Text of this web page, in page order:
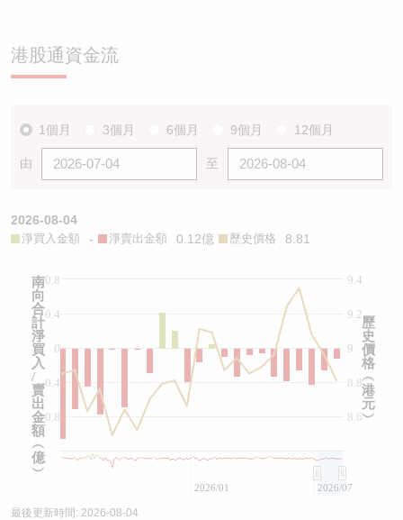
港股通資金流
1個月 3個月 6個月 9個月 12個月
由 至
2026-08-04
淨買入金額 - 淨賣出金額 0.12億 歷史價格 8.81
0
-0.8
-0.4
0.4
0.8
8.6
8.8
9
9.2
9.4
2026/01 2026/07
南
向
合
計
淨
買
入
/
賣
出
金
額
︵
億
︶
歷
史
價
格
︵
港
元
︶
最後更新時間: 2026-08-04